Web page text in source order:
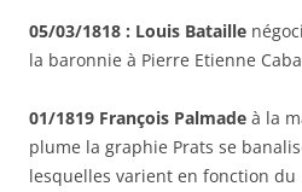
05/03/1818 : Louis Bataille
la baronnie à Pierre Etienne
01/1819 François Palmade à la
plume la graphie Prats se
lesquelles varient en fonction